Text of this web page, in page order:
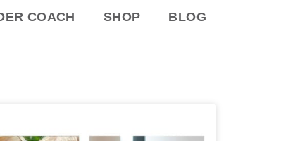
COACH SHOP BLOG